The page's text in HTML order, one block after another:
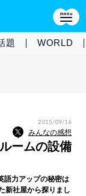
題 WORLD
2015/09/16
みんなの感想
ームの設備
語力アップの秘密は
新社屋から探りまし